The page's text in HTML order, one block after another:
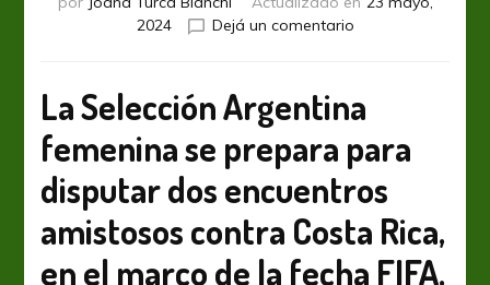
2024
Dejá un comentarioen
femenina
dos
amistosos
ante
Costa
en
La Selección Argentina
femenina se prepara para
disputar dos encuentros
amistosos contra Costa Rica,
en el marco de la fecha FIFA.